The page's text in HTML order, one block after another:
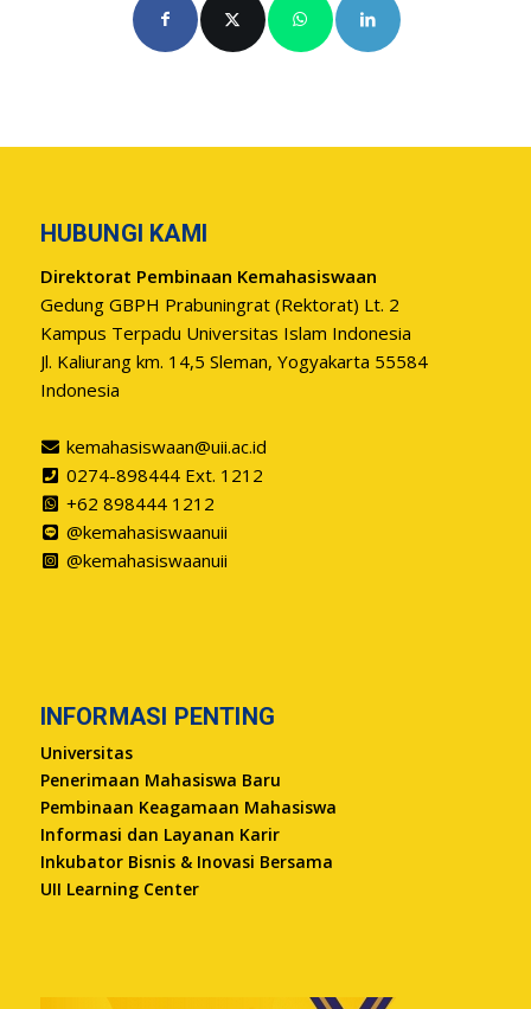
HUBUNGI KAMI
Direktorat Pembinaan Kemahasiswaan
Gedung GBPH Prabuningrat (Rektorat) Lt. 2
Kampus Terpadu Universitas Islam Indonesia
Jl. Kaliurang km. 14,5 Sleman, Yogyakarta 55584
Indonesia
kemahasiswaan@uii.ac.id
0274-898444 Ext. 1212
+62 898444 1212
@kemahasiswaanuii
@kemahasiswaanuii
INFORMASI PENTING
Universitas
Penerimaan Mahasiswa Baru
Pembinaan Keagamaan Mahasiswa
Informasi dan Layanan Karir
Inkubator Bisnis & Inovasi Bersama
UII Learning Center